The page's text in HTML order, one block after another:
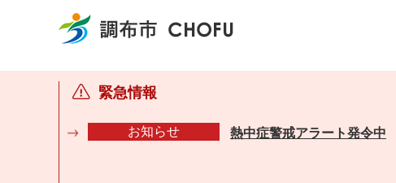
調布市
緊急情報
お知らせ 熱中症警戒アラート発令中